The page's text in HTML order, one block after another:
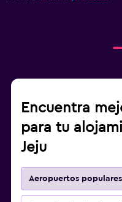
Encuentra
para tu
Jeju
Aeropuertos populares